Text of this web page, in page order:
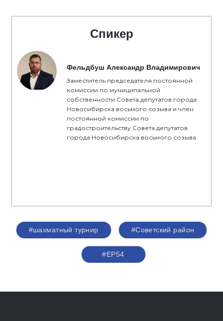
Спикер
Фельдбуш Александр Владимирович
Заместитель председателя постоянной
комиссии по муниципальной
собственности Совета депутатов города
Новосибирска восьмого созыва и член
постоянной комиссии по
градостроительству Совета депутатов
города Новосибирска восьмого созыва
#шахматный турнир #Советский район
#ЕР54